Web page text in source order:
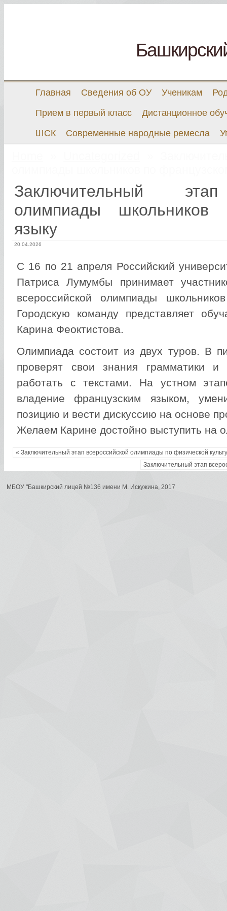
Главная Сведения об ОУ Ученикам
Прием в первый класс
Дистанционное
ШСК
Современные народные ремесла
Заключительный
олимпиады школьников
языку
20.04.2026
С 16 по 21 апреля Российский
Патриса Лумумбы принимает
всероссийской олимпиады
Городскую команду представляет
Карина Феоктистова.
Олимпиада состоит из двух туров. В
проверят свои знания грамматики
работать с текстами. На устном
владение французским языком,
позицию и вести дискуссию на основе
Желаем Карине достойно выступить на
« Заключительный этап всероссийской олимпиады по физической
Заключительный этап
МБОУ "Башкирский лицей №136 имени М. Искужина, 2017